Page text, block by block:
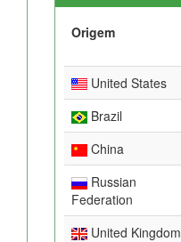
Origem
United States
Brazil
China
Russian
Federation
United Kingdom